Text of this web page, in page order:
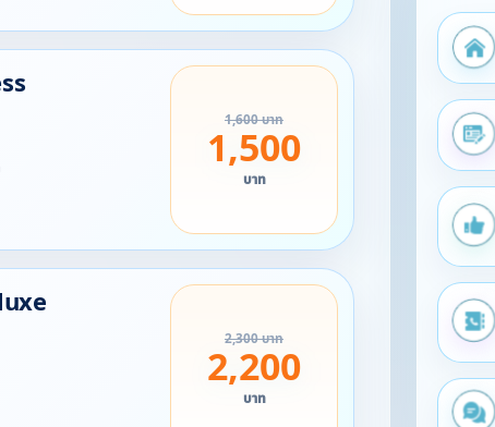
1,600 บาท
1,500
บาท
2,300 บาท
2,200
บาท